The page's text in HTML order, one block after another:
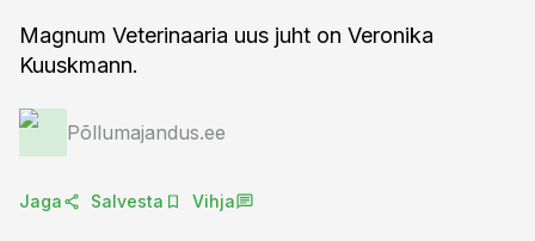
Magnum Veterinaaria uus juht on Veronika
Kuuskmann.
Põllumajandus.ee
Jaga Salvesta Vihja